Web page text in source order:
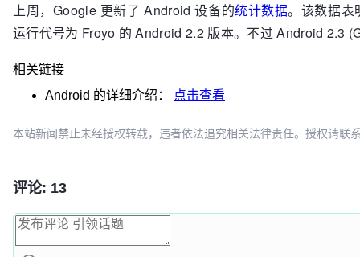
上周，Google 更新了 Android 设备的统计数据。该数据表
运行代号为 Froyo 的 Android 2.2 版本。不过 Android 2.3
相关链接
Android 的详细介绍： 点击查看
本站新闻禁止未经授权转载，违者依法追究相关法律责任。授权请联
评论: 13